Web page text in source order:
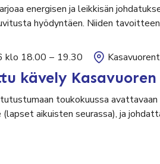
energisen ja leikkisän
hyödyntäen. Niiden
klo 18.00 – 19.30
kävely
toukokuussa
(lapset aikuisten seurassa), ja